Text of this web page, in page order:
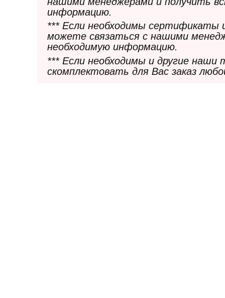
информацию.
*** Если необходимы сертификаты
можете связаться с нашими
необходимую информацию.
*** Если необходимы и другие
скомплектовать для Вас заказ